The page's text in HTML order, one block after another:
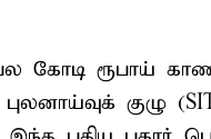
கோடி ரூபாய்
குழு